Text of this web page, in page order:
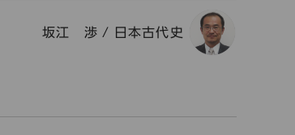
坂江 渉 / 日本古代史